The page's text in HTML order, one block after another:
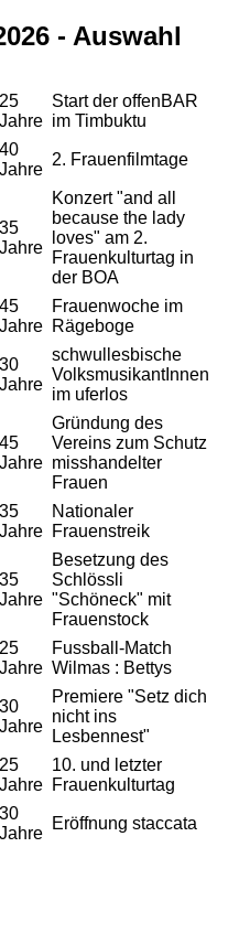
- Auswahl
25
Jahre
Start der offenBAR
im Timbuktu
40
Jahre
2. Frauenfilmtage
35
Jahre
Konzert "and all
because the lady
loves" am 2.
Frauenkulturtag in
der BOA
45
Jahre
Frauenwoche im
Rägeboge
30
Jahre
schwullesbische
VolksmusikantInnen
im uferlos
45
Jahre
Gründung des
Vereins zum Schutz
misshandelter
Frauen
35
Jahre
Nationaler
Frauenstreik
35
Jahre
Besetzung des
Schlössli
"Schöneck" mit
Frauenstock
25
Jahre
Fussball-Match
Wilmas : Bettys
30
Jahre
Premiere "Setz dich
nicht ins
Lesbennest"
25
Jahre
10. und letzter
Frauenkulturtag
30
Jahre
Eröffnung staccata